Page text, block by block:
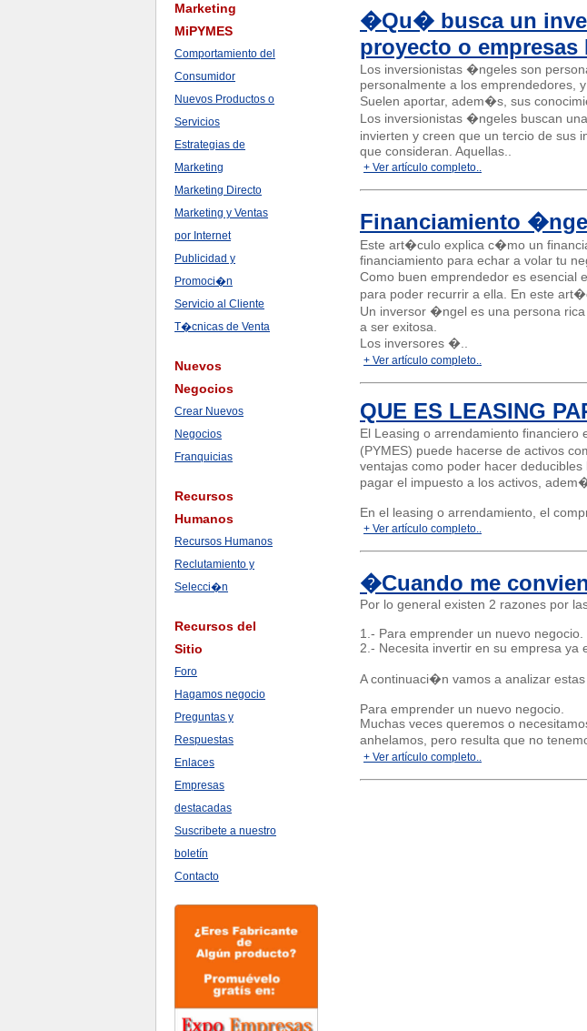
Marketing
MiPYMES
Comportamiento del
Consumidor
Nuevos Productos o
Servicios
Estrategias de
Marketing
Marketing Directo
Marketing y Ventas
por Internet
Publicidad y
Promoci�n
Servicio al Cliente
T�cnicas de Venta
Nuevos
Negocios
Crear Nuevos
Negocios
Franquicias
Recursos
Humanos
Recursos Humanos
Reclutamiento y
Selecci�n
Recursos del
Sitio
Foro
Hagamos negocio
Preguntas y
Respuestas
Enlaces
Empresas
destacadas
Suscribete a nuestro
boletín
Contacto
�Qu� busca un
proyecto o empresas
Los inversionistas �ngeles son
personalmente a los emprendedores,
Suelen aportar, adem�s, sus
Los inversionistas �ngeles buscan
invierten y creen que un tercio de
que consideran. Aquellas..
+ Ver artículo completo..
Financiamiento
Este art�culo explica c�mo un
financiamiento para echar a volar tu
Como buen emprendedor es esencial
para poder recurrir a ella. En este
Un inversor �ngel es una persona
a ser exitosa.
Los inversores �..
+ Ver artículo completo..
QUE ES LEASING
El Leasing o arrendamiento
(PYMES) puede hacerse de activos
ventajas como poder hacer
pagar el impuesto a los activos,
En el leasing o arrendamiento, el
+ Ver artículo completo..
�Cuando me
Por lo general existen 2 razones por
1.- Para emprender un nuevo negocio.
2.- Necesita invertir en su empresa ya
A continuaci�n vamos a analizar estas
Para emprender un nuevo negocio.
Muchas veces queremos o
anhelamos, pero resulta que no
+ Ver artículo completo..